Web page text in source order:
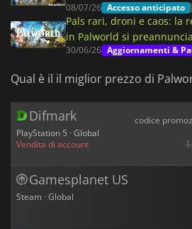
08/07/26 Accesso anticipato
Pals rari, droni e caos: la
in Palworld si
30/06/26 Aggiornamenti &
Qual è il il miglior prezzo di
Difmark
PlayStation 5 · Global
Vendita di account
codice
Gamesplanet US
Steam · Global